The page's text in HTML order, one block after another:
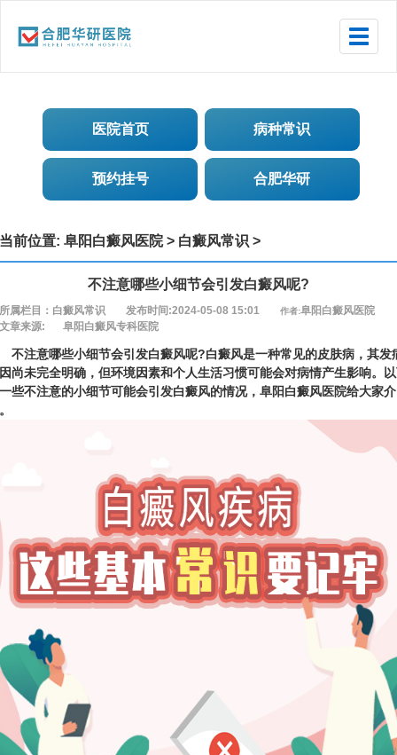
Toggle
医院首页 病种常识
预约挂号 合肥华研
当前位置:阜阳白癜风医院> 白癜风常识 >
不注意哪些小细节会引发白癜风呢?
所属栏目：白癜风常识 发布时间:2024-05-08 15:01 作者:阜阳白癜风医院
文章来源:
阜阳白癜风专科医院
不注意哪些小细节会引发白癜风呢?白癜风是一种常见的皮肤病，其发
尚未完全明确，但环境因素和个人生活习惯可能会对病情产生影响。
些不注意的小细节可能会引发白癜风的情况， 阜阳白癜风医院给大家介